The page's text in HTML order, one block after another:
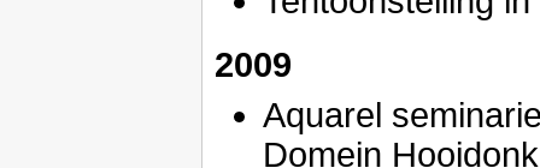
2009
Aquarel
Domein